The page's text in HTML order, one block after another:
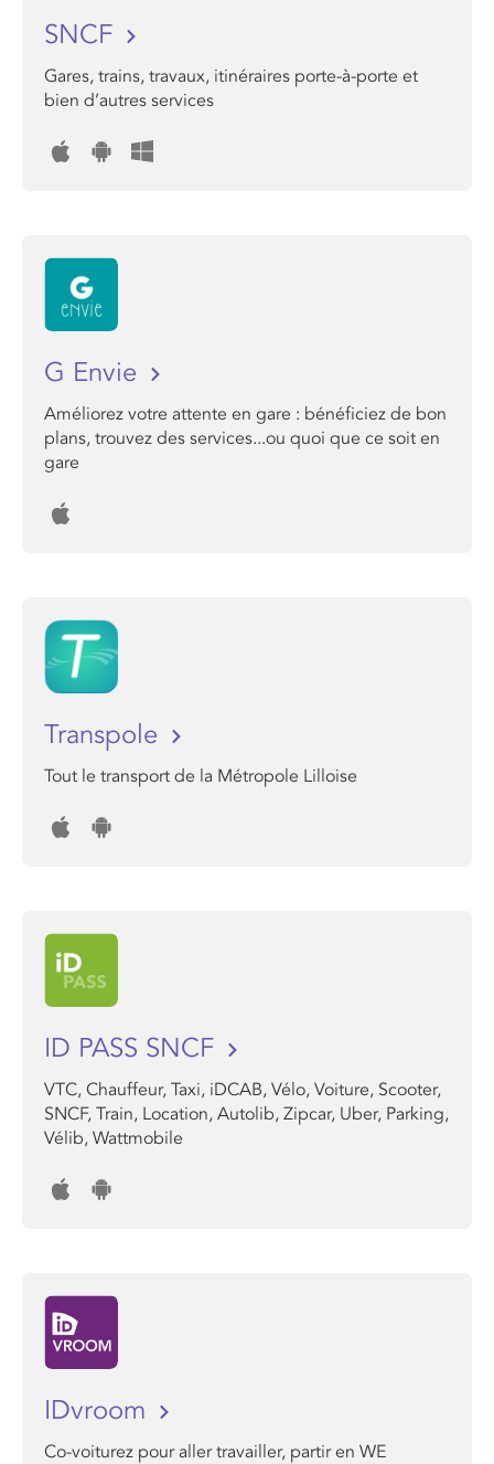
SNCF
Gares, trains, travaux, itinéraires porte-à-porte et
bien d’autres services
G Envie
Améliorez votre attente en gare : bénéficiez de bon
plans, trouvez des services...ou quoi que ce soit en
gare
Transpole
Tout le transport de la Métropole Lilloise
ID PASS SNCF
VTC, Chauffeur, Taxi, iDCAB, Vélo, Voiture, Scooter,
SNCF, Train, Location, Autolib, Zipcar, Uber, Parking,
Vélib, Wattmobile
IDvroom
Co-voiturez pour aller travailler, partir en WE